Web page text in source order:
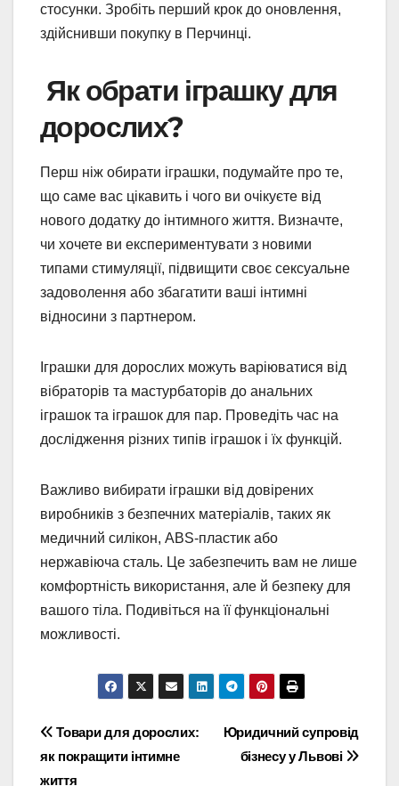
стосунки. Зробіть перший крок до оновлення,
здійснивши покупку в Перчинці.
Як обрати іграшку для
дорослих?
Перш ніж обирати іграшки, подумайте про те,
що саме вас цікавить і чого ви очікуєте від
нового додатку до інтимного життя. Визначте,
чи хочете ви експериментувати з новими
типами стимуляції, підвищити своє сексуальне
задоволення або збагатити ваші інтимні
відносини з партнером.
Іграшки для дорослих можуть варіюватися від
вібраторів та мастурбаторів до анальних
іграшок та іграшок для пар. Проведіть час на
дослідження різних типів іграшок і їх функцій.
Важливо вибирати іграшки від довірених
виробників з безпечних матеріалів, таких як
медичний силікон, ABS-пластик або
нержавіюча сталь. Це забезпечить вам не лише
комфортність використання, але й безпеку для
вашого тіла. Подивіться на її функціональні
можливості.
Навігація
записів
Юридичний супровід
бізнесу у Львові
Товари для дорослих:
як покращити інтимне
життя